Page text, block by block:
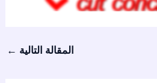
المقالة التالية ←